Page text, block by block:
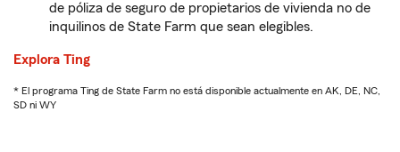
de póliza de seguro de propietarios de vivienda no de
inquilinos de State Farm que sean elegibles.
Explora Ting
* El programa Ting de State Farm no está disponible actualmente en AK, DE, NC,
SD ni WY